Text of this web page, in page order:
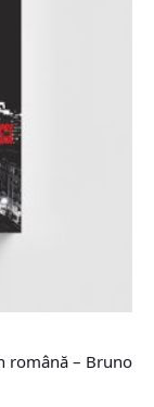
română – Bruno